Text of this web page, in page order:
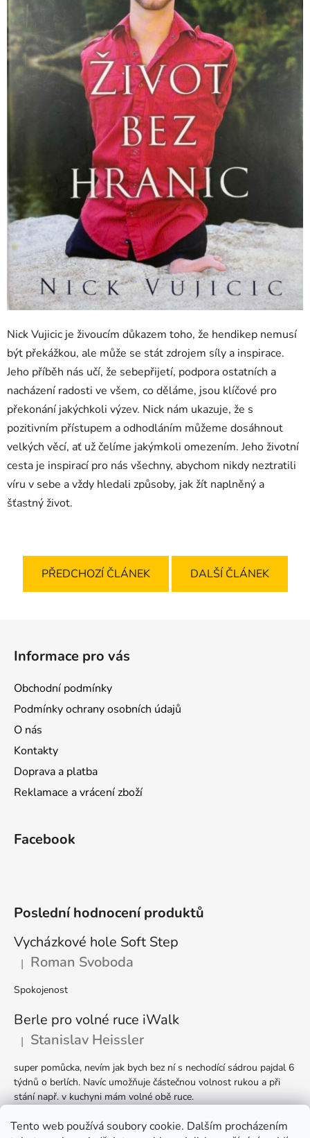
Tento web používá soubory cookie. Dalším procházením
Nick Vujicic je živoucím důkazem toho, že hendikep nemusí
být překážkou, ale může se stát zdrojem síly a inspirace.
Jeho příběh nás učí, že sebepřijetí, podpora ostatních a
nacházení radosti ve všem, co děláme, jsou klíčové pro
překonání jakýchkoli výzev. Nick nám ukazuje, že s
pozitivním přístupem a odhodláním můžeme dosáhnout
velkých věcí, ať už čelíme jakýmkoli omezením. Jeho životní
cesta je inspirací pro nás všechny, abychom nikdy neztratili
víru v sebe a vždy hledali způsoby, jak žít naplněný a
šťastný život.
PŘEDCHOZÍ ČLÁNEK DALŠÍ ČLÁNEK
Informace pro vás
Obchodní podmínky
Podmínky ochrany osobních údajů
O nás
Kontakty
Doprava a platba
Reklamace a vrácení zboží
Facebook
Poslední hodnocení produktů
Vycházkové hole Soft Step
Hodnocení produktu je 5 z 5 hvězdiček.
| Roman Svoboda
Spokojenost
Berle pro volné ruce iWalk
Hodnocení produktu je 5 z 5 hvězdiček.
| Stanislav Heissler
super pomůcka, nevím jak bych bez ní s nechodící sádrou pajdal 6
týdnů o berlích. Navíc umožňuje částečnou volnost rukou a při
stání např. v kuchyni mám volné obě ruce.
Berle Ergodynamic